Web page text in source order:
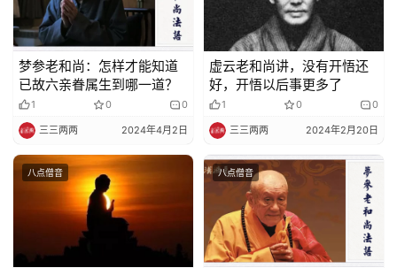
梦参老和尚：怎样才能知道
已故六亲眷属生到哪一道？
1 0 0
三三两两 2024年4月2日
虚云老和尚讲，没有开悟还
好，开悟以后事更多了
1 0 0
三三两两 2024年2月20日
八点僧音 八点僧音